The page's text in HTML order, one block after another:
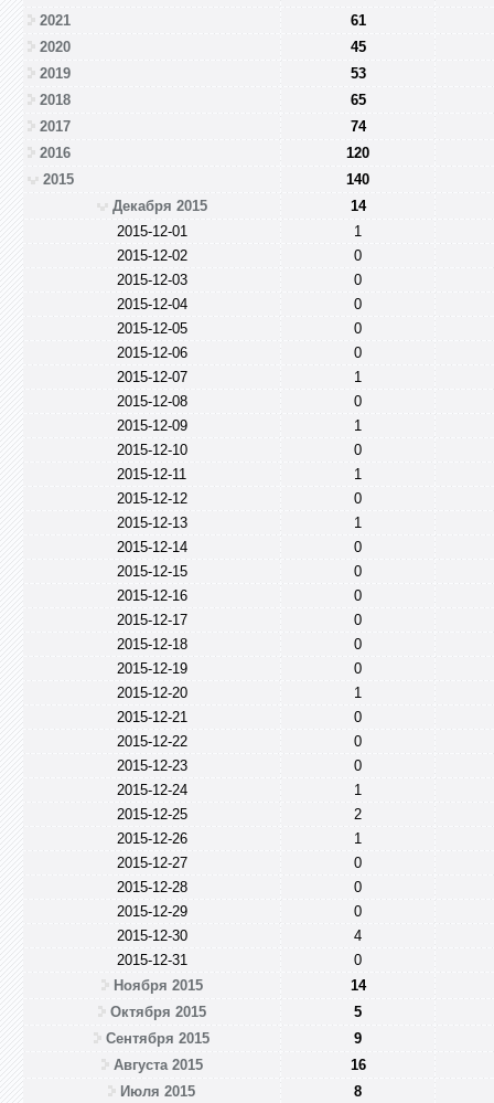
2021
61
2020
45
2019
53
2018
65
2017
74
2016
120
2015
140
Декабря 2015
14
2015-12-01
1
2015-12-02
0
2015-12-03
0
2015-12-04
0
2015-12-05
0
2015-12-06
0
2015-12-07
1
2015-12-08
0
2015-12-09
1
2015-12-10
0
2015-12-11
1
2015-12-12
0
2015-12-13
1
2015-12-14
0
2015-12-15
0
2015-12-16
0
2015-12-17
0
2015-12-18
0
2015-12-19
0
2015-12-20
1
2015-12-21
0
2015-12-22
0
2015-12-23
0
2015-12-24
1
2015-12-25
2
2015-12-26
1
2015-12-27
0
2015-12-28
0
2015-12-29
0
2015-12-30
4
2015-12-31
0
Ноября 2015
14
Октября 2015
5
Сентября 2015
9
Августа 2015
16
Июля 2015
8